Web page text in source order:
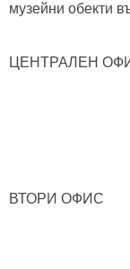
музейни обекти
ЦЕНТРАЛЕН
ВТОРИ ОФИС